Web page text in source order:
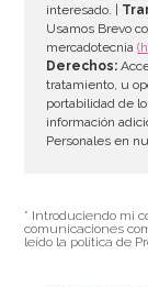
interesado. |
Usamos Brevo
mercadotecnia
Derechos:
tratamiento, u
portabilidad de
información
Personales en
* Introduciendo mi
comunicaciones
leído la política de